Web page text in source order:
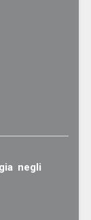
negli